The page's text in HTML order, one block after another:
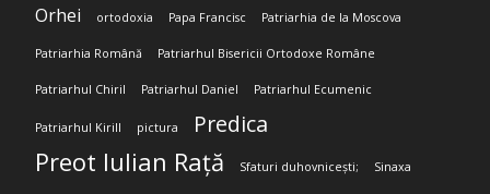
Orhei ortodoxia Papa Francisc Patriarhia de la Moscova
Patriarhia Română Patriarhul Bisericii Ortodoxe Române
Patriarhul Chiril Patriarhul Daniel Patriarhul Ecumenic
Patriarhul Kirill pictura Predica
Preot Iulian Rață Sfaturi duhovnicești; Sinaxa